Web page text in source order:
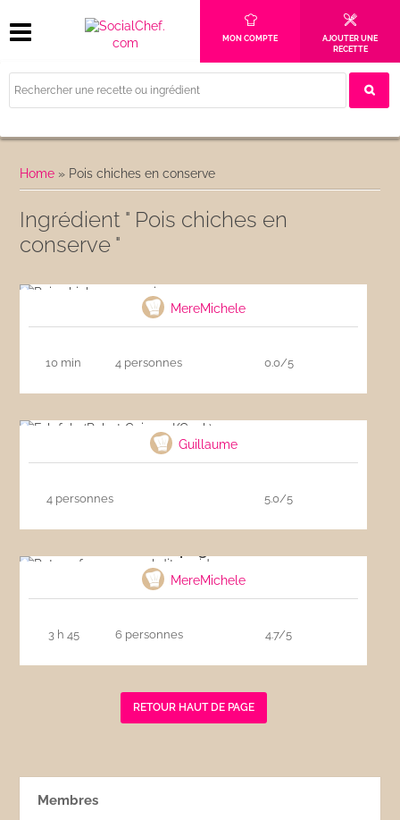
MON COMPTE
AJOUTER UNE
RECETTE
Home » Pois chiches en conserve
Ingrédient " Pois chiches en
conserve "
MereMichele
10 min 4 personnes 0.0/5
Guillaume
4 personnes 5.0/5
MereMichele
3 h 45 6 personnes 4.7/5
RETOUR HAUT DE PAGE
Membres